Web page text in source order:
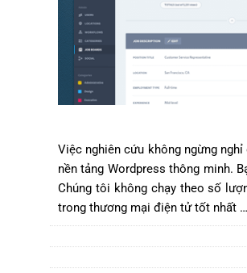
Việc nghiên cứu không ngừng
nền tảng Wordpress thông minh.
Chúng tôi không chạy theo số
trong thương mại điện tử tốt nhất